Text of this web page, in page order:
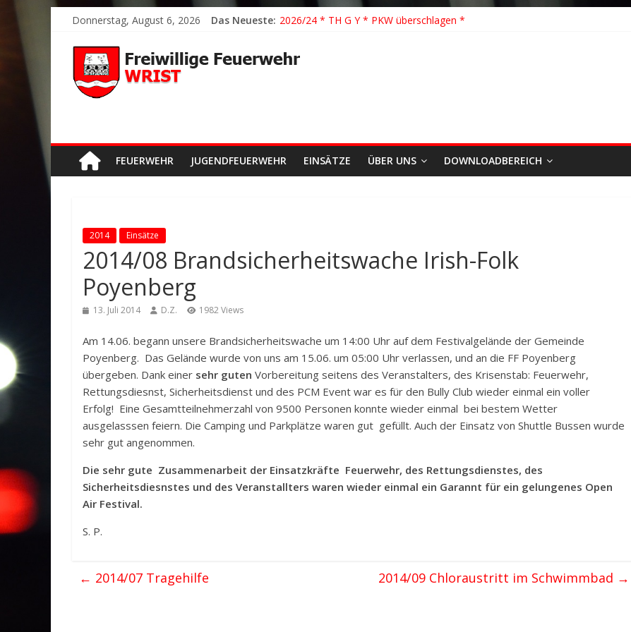
Donnerstag, August 6, 2026 Das Neueste:
2026/21 Löschhilfe * FEU WALD * Feuer/Rauchentwicklung * Föhrden-Barl *
2026/24 * TH G Y * PKW überschlagen *
2026/22 TH Y * VU * 1 Person klemmt * Hingstheide
Der schönste Einsatz des Jahres 2026
FEUERWEHR JUGENDFEUERWEHR EINSÄTZE ÜBER UNS DOWNLOADBEREICH
2014 Einsätze
2014/08 Brandsicherheitswache Irish-Folk
Poyenberg
13. Juli 2014 D.Z. 1982 Views
Am 14.06. begann unsere Brandsicherheitswache um 14:00 Uhr auf dem Festivalgelände der Gemeinde
Poyenberg. Das Gelände wurde von uns am 15.06. um 05:00 Uhr verlassen, und an die FF Poyenberg
übergeben. Dank einer sehr guten Vorbereitung seitens des Veranstalters, des Krisenstab: Feuerwehr,
Rettungsdiesnst, Sicherheitsdienst und des PCM Event war es für den Bully Club wieder einmal ein voller
Erfolg! Eine Gesamtteilnehmerzahl von 9500 Personen konnte wieder einmal bei bestem Wetter
ausgelasssen feiern. Die Camping und Parkplätze waren gut gefüllt. Auch der Einsatz von Shuttle Bussen wurde
sehr gut angenommen.
Die sehr gute Zusammenarbeit der Einsatzkräfte Feuerwehr, des Rettungsdienstes, des
Sicherheitsdiesnstes und des Veranstallters waren wieder einmal ein Garannt für ein gelungenes Open
Air Festival.
S. P.
← 2014/07 Tragehilfe 2014/09 Chloraustritt im Schwimmbad →